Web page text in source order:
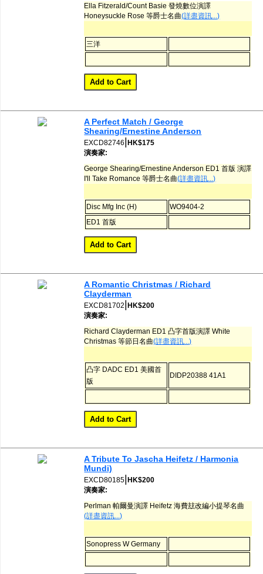
Ella Fitzerald/Count Basie 發燒數位演譯
Honeysuckle Rose 等爵士名曲(詳盡資訊...)
三洋
A Perfect Match / George
Shearing/Ernestine Anderson
EXCD82746 |HK$175
演奏家:
George Shearing/Ernestine Anderson ED1 首版 演譯
I'll Take Romance 等爵士名曲(詳盡資訊...)
Disc Mfg Inc (H)
WO9404-2
ED1 首版
A Romantic Christmas / Richard
Clayderman
EXCD81702 |HK$200
演奏家:
Richard Clayderman ED1 凸字首版演譯 White
Christmas 等節日名曲(詳盡資訊...)
凸字 DADC ED1 美國首
版
DIDP20388 41A1
A Tribute To Jascha Heifetz / Harmonia
Mundi)
EXCD80185 |HK$200
演奏家:
Perlman 帕爾曼演譯 Heifetz 海費玆改編小提琴名曲
(詳盡資訊...)
Sonopress W Germany